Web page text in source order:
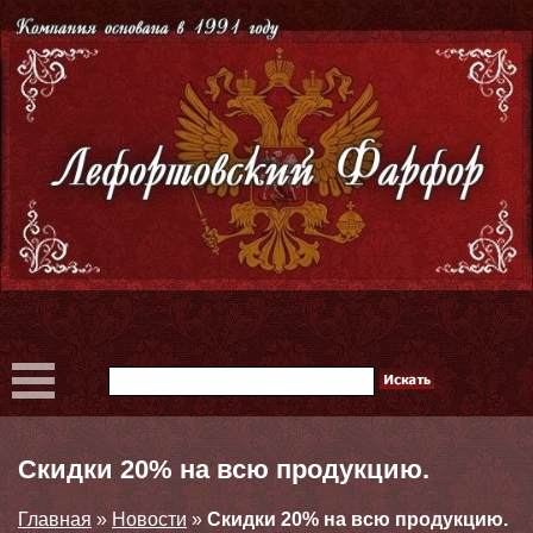
Скидки 20% на всю продукцию.
Главная » Новости » Скидки 20% на всю продукцию.